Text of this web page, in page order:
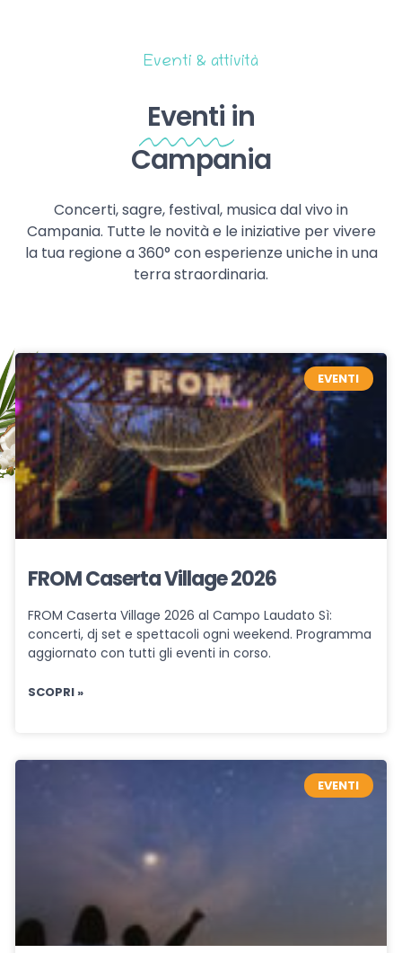
Eventi & attività
Eventi in
Campania
Concerti, sagre, festival, musica dal vivo in
Campania. Tutte le novità e le iniziative per vivere
la tua regione a 360° con esperienze uniche in una
terra straordinaria.
EVENTI
FROM Caserta Village 2026
FROM Caserta Village 2026 al Campo Laudato Sì:
concerti, dj set e spettacoli ogni weekend. Programma
aggiornato con tutti gli eventi in corso.
SCOPRI »
EVENTI